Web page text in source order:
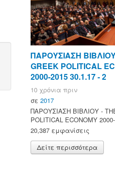
ΠΑΡΟΥΣΙΑΣΗ
GREEK POLITICAL
2000-2015 30.1.17 - 2
10 χρόνια πριν
σε 2017
ΠΑΡΟΥΣΙΑΣΗ ΒΙΒΛΙΟΥ -
POLITICAL ECONOMY
20,387 εμφανίσεις
Δείτε περισσότερα